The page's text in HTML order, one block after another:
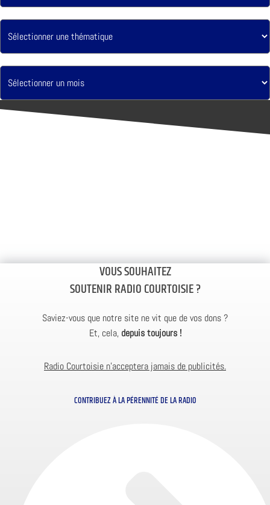
VOUS SOUHAITEZ
SOUTENIR RADIO COURTOISIE ?
Saviez-vous que notre site ne vit que de vos dons ?
Et, cela, depuis toujours !
Radio Courtoisie n’acceptera jamais de publicités.
CONTRIBUEZ À LA PÉRENNITÉ DE LA RADIO